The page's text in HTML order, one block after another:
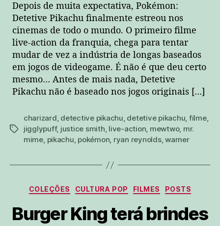
Depois de muita expectativa, Pokémon:
Detetive Pikachu finalmente estreou nos
cinemas de todo o mundo. O primeiro filme
live-action da franquia, chega para tentar
mudar de vez a indústria de longas baseados
em jogos de videogame. É não é que deu certo
mesmo… Antes de mais nada, Detetive
Pikachu não é baseado nos jogos originais […]
tags
charizard, detective pikachu, detetive pikachu, filme,
jigglypuff, justice smith, live-action, mewtwo, mr.
mime, pikachu, pokémon, ryan reynolds,warner
Categorias
COLEÇÕES CULTURA POP FILMES POSTS
Burger King terá brindes